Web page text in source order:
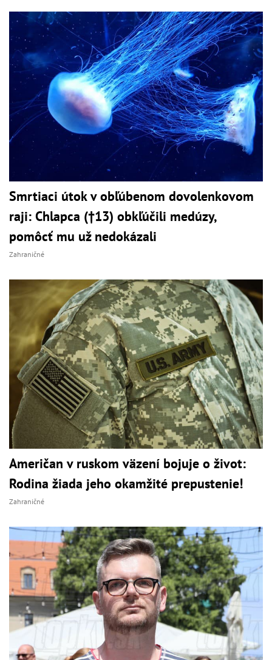
Smrtiaci útok v obľúbenom dovolenkovom
raji: Chlapca (†13) obkľúčili medúzy,
pomôcť mu už nedokázali
Zahraničné
Američan v ruskom väzení bojuje o život:
Rodina žiada jeho okamžité prepustenie!
Zahraničné